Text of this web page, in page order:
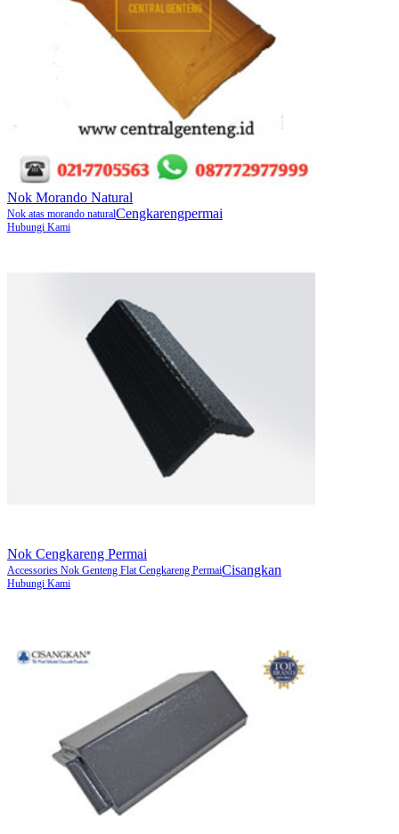
Nok Morando Natural
Nok atas morando natural
Hubungi Kami
Cengkarengpermai
Nok Cengkareng Permai
Accessories Nok Genteng Flat Cengkareng Permai
Hubungi Kami
Cisangkan